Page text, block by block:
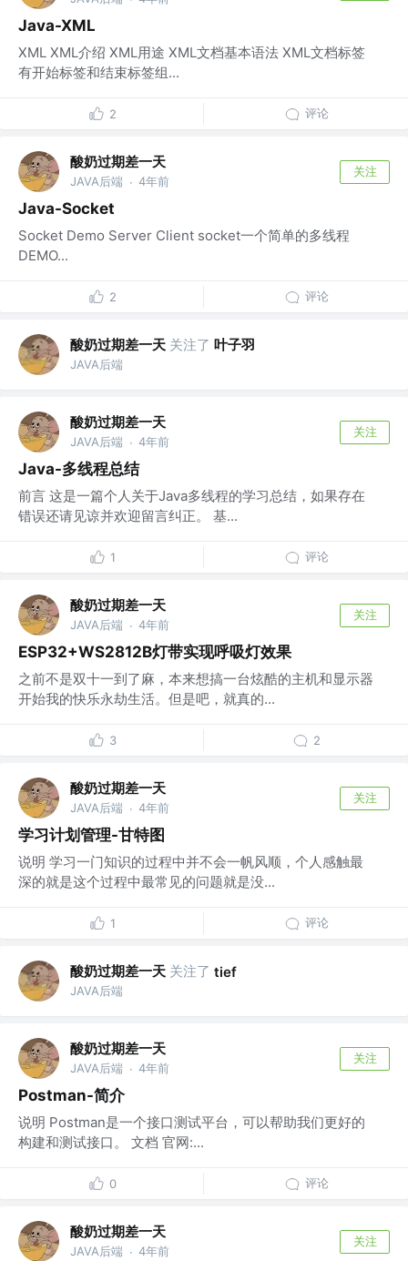
Java-XML
XML XML介绍 XML用途 XML文档基本语法 XML文档标签
有开始标签和结束标签组...
2 评论
酸奶过期差一天
JAVA后端 · 4年前
关注
Java-Socket
Socket Demo Server Client socket一个简单的多线程
DEMO...
2 评论
酸奶过期差一天 关注了 叶子羽
JAVA后端
酸奶过期差一天
JAVA后端 · 4年前
关注
Java-多线程总结
前言 这是一篇个人关于Java多线程的学习总结，如果存在
错误还请见谅并欢迎留言纠正。 基...
1 评论
酸奶过期差一天
JAVA后端 · 4年前
关注
ESP32+WS2812B灯带实现呼吸灯效果
之前不是双十一到了麻，本来想搞一台炫酷的主机和显示器
开始我的快乐永劫生活。但是吧，就真的...
3 2
酸奶过期差一天
JAVA后端 · 4年前
关注
学习计划管理-甘特图
说明 学习一门知识的过程中并不会一帆风顺，个人感触最
深的就是这个过程中最常见的问题就是没...
1 评论
酸奶过期差一天 关注了 tief
JAVA后端
酸奶过期差一天
JAVA后端 · 4年前
关注
Postman-简介
说明 Postman是一个接口测试平台，可以帮助我们更好的
构建和测试接口。 文档 官网:...
0 评论
酸奶过期差一天
JAVA后端 · 4年前
关注